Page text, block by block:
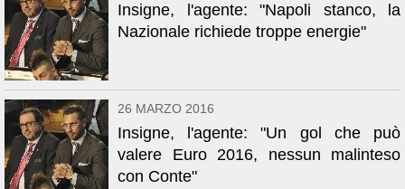
Insigne, l'agente: "Napoli stanco, la
Nazionale richiede troppe energie"
26 MARZO 2016
Insigne, l'agente: "Un gol che può
valere Euro 2016, nessun malinteso
con Conte"